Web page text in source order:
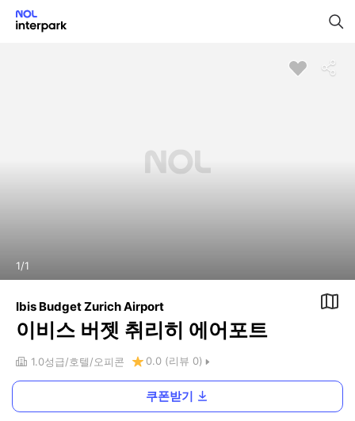
1/1
Ibis Budget Zurich Airport
이비스 버젯 취리히 에어포트
1.0성급 호텔 오피콘 0.0 (리뷰 0)
쿠폰받기